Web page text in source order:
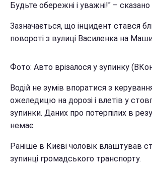
Будьте обережні і уважні!" –
Зазначається, що інцидент стався
повороті з вулиці Василенка на
Фото: Авто врізалося у зупинку
Водій не зумів впоратися з
ожеледицю на дорозі і влетів у
зупинки. Даних про потерпілих в
немає.
Раніше в Києві чоловік влаштував
зупинці громадського транспорту.